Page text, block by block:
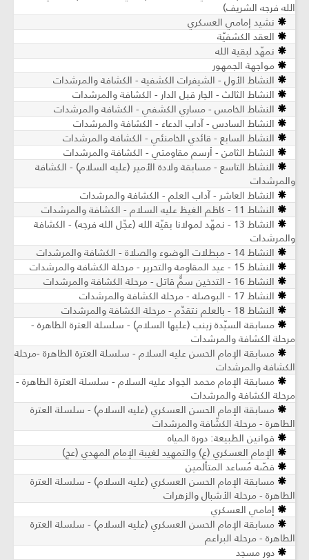
الله فرجه الشريف)
نشيد إمامي العسكري
العقد الكشفيّة
نمهّد لبقية الله
مواجهة الجمهور
النشاط الأول - الشيفرات الكشفية - الكشافة والمرشدات
النشاط الثالث - الجار قبل الدار - الكشافة والمرشدات
النشاط الخامس - مساري الكشفي - الكشافة والمرشدات
النشاط السادس - آداب الدعاء - الكشافة والمرشدات
النشاط السابع - قائدي الخامنئي - الكشافة والمرشدات
النشاط الثامن - أرسم مقاومتي - الكشافة والمرشدات
النشاط التاسع - مسابقة ولادة الأمير (عليه السلام) - الكشافة
والمرشدات
النشاط العاشر - آداب العلم - الكشافة والمرشدات
النشاط 11 - كاظم الغيظ عليه السلام - الكشافة والمرشدات
النشاط 13 - نمهّد لمولانا بقيّة الله (عجّل الله فرجه) - الكشافة
والمرشدات
النشاط 14 - مبطلات الوضوء والصلاة - الكشافة والمرشدات
النشاط 15 - عيد المقاومة والتحرير - مرحلة الكشافة والمرشدات
النشاط 16 - التدخين سمٌّ قاتل - مرحلة الكشافة والمرشدات
النشاط 17 - البوصلة - مرحلة الكشافة والمرشدات
النشاط 18 - بالعلم نتقدّم - مرحلة الكشافة والمرشدات
مسابقة السيّدة زينب (عليها السلام) - سلسلة العترة الطاهرة -
مرحلة الكشافة والمرشدات
مسابقة الإمام الحسن عليه السلام - سلسلة العترة الطاهرة -مرحلة
الكشافة والمرشدات
مسابقة الإمام محمد الجواد عليه السلام - سلسلة العترة الطاهرة -
مرحلة الكشافة والمرشدات
مسابقة الإمام الحسن العسكري (عليه السلام) - سلسلة العترة
الطاهرة - مرحلة الكشّافة والمرشدات
قوانين الطبيعة: دورة المياه
الإمام العسكري (ع) والتمهيد لغيبة الإمام المهدي (عج)
قصّة مُساعد المتألمين
مسابقة الإمام الحسن العسكري (عليه السلام) - سلسلة العترة
الطاهرة - مرحلة الأشبال والزهرات
إمامي العسكري
مسابقة الإمام الحسن العسكري (عليه السلام) - سلسلة العترة
الطاهرة - مرحلة البراعم
دور مسجد